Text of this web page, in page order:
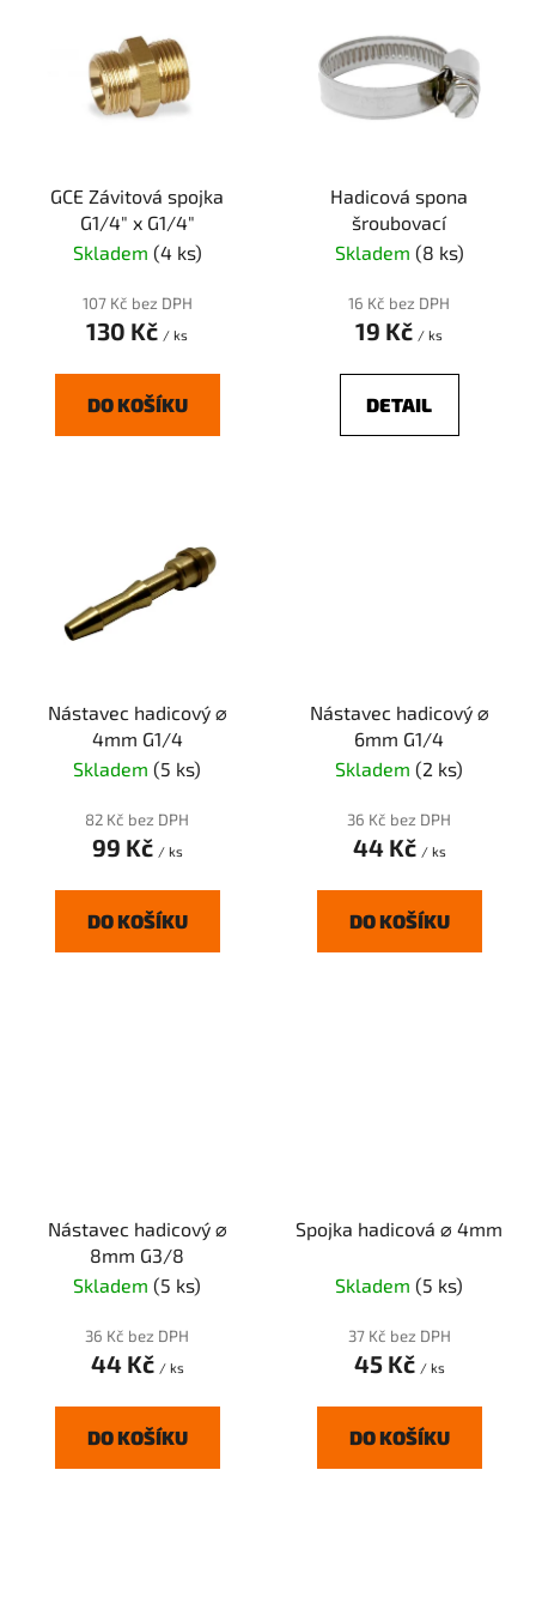
GCE Závitová spojka
G1/4" x G1/4"
Skladem (4 ks)
107 Kč bez DPH
130 Kč / ks
DO KOŠÍKU
Hadicová spona
šroubovací
Skladem (8 ks)
16 Kč bez DPH
19 Kč / ks
DETAIL
Nástavec hadicový ⌀
4mm G1/4
Skladem (5 ks)
82 Kč bez DPH
99 Kč / ks
DO KOŠÍKU
Nástavec hadicový ⌀
6mm G1/4
Skladem (2 ks)
36 Kč bez DPH
44 Kč / ks
DO KOŠÍKU
Nástavec hadicový ⌀
8mm G3/8
Skladem (5 ks)
36 Kč bez DPH
44 Kč / ks
DO KOŠÍKU
Spojka hadicová ⌀ 4mm
Skladem (5 ks)
37 Kč bez DPH
45 Kč / ks
DO KOŠÍKU